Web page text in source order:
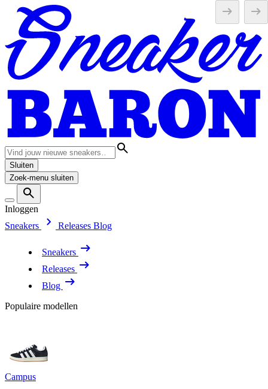
Sluiten
Zoek-menu sluiten
Inloggen
Sneakers
Releases Blog
Sneakers
Releases
Blog
Populaire modellen
Campus